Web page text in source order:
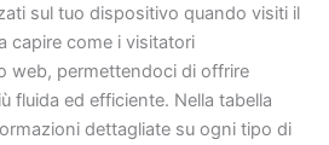
sul tuo dispositivo quando visiti il
capire come i visitatori
web, permettendoci di offrire
fluida ed efficiente. Nella tabella
dettagliate su ogni tipo di